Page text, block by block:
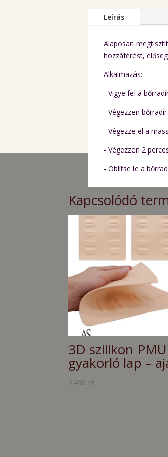
Leírás
Alaposan
hozzáférést,
Alkalmazás:
- Vigye fel a
- Végezzen
- Végezze el a
- Végezzen 2
- Öblítse le a
Kapcsolódó
3D szilikon PMU
gyakorló lap –
2.490 Ft